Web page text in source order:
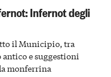
Infernot degli
il Municipio, tra
e suggestioni
monferrina